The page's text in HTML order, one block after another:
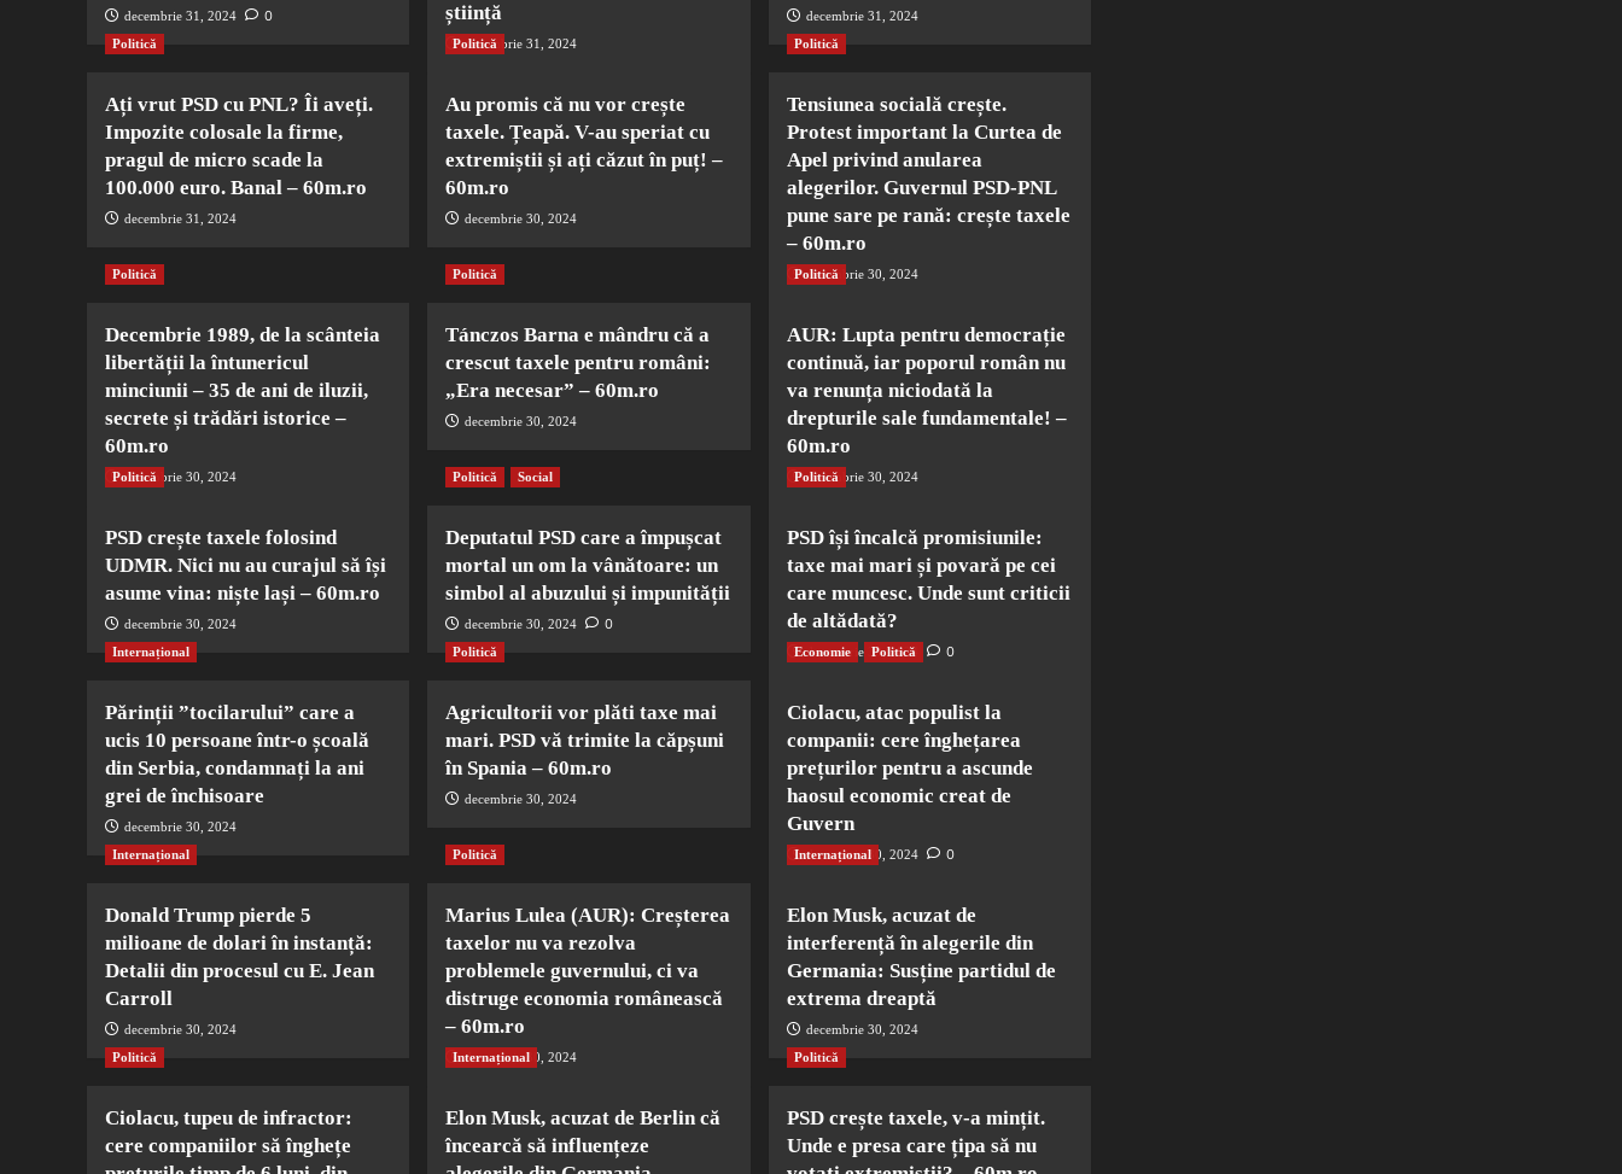
decembrie 31, 2024 0
știință
decembrie 31, 2024
decembrie 31, 2024
Politică
Ați vrut PSD cu PNL? Îi aveți.
Impozite colosale la firme,
pragul de micro scade la
100.000 euro. Banal – 60m.ro
decembrie 31, 2024
Politică
Au promis că nu vor crește
taxele. Țeapă. V-au speriat cu
extremiștii și ați căzut în puț! –
60m.ro
decembrie 30, 2024
Politică
Tensiunea socială crește.
Protest important la Curtea de
Apel privind anularea
alegerilor. Guvernul PSD-PNL
pune sare pe rană: crește taxele
– 60m.ro
decembrie 30, 2024
Politică
Decembrie 1989, de la scânteia
libertății la întunericul
minciunii – 35 de ani de iluzii,
secrete și trădări istorice –
60m.ro
decembrie 30, 2024
Politică
Tánczos Barna e mândru că a
crescut taxele pentru români:
„Era necesar” – 60m.ro
decembrie 30, 2024
Politică
AUR: Lupta pentru democrație
continuă, iar poporul român nu
va renunța niciodată la
drepturile sale fundamentale! –
60m.ro
decembrie 30, 2024
Politică
PSD crește taxele folosind
UDMR. Nici nu au curajul să își
asume vina: niște lași – 60m.ro
decembrie 30, 2024
Politică Social
Deputatul PSD care a împușcat
mortal un om la vânătoare: un
simbol al abuzului și impunității
decembrie 30, 2024 0
Politică
PSD își încalcă promisiunile:
taxe mai mari și povară pe cei
care muncesc. Unde sunt criticii
de altădată?
decembrie 30, 2024 0
Internațional
Părinții ”tocilarului” care a
ucis 10 persoane într-o școală
din Serbia, condamnați la ani
grei de închisoare
decembrie 30, 2024
Politică
Agricultorii vor plăti taxe mai
mari. PSD vă trimite la căpșuni
în Spania – 60m.ro
decembrie 30, 2024
Economie Politică
Ciolacu, atac populist la
companii: cere înghețarea
prețurilor pentru a ascunde
haosul economic creat de
Guvern
decembrie 30, 2024 0
Internațional
Donald Trump pierde 5
milioane de dolari în instanță:
Detalii din procesul cu E. Jean
Carroll
decembrie 30, 2024
Politică
Marius Lulea (AUR): Creșterea
taxelor nu va rezolva
problemele guvernului, ci va
distruge economia românească
– 60m.ro
decembrie 30, 2024
Internațional
Elon Musk, acuzat de
interferență în alegerile din
Germania: Susține partidul de
extrema dreaptă
decembrie 30, 2024
Politică
Ciolacu, tupeu de infractor:
cere companiilor să înghețe
Internațional
Elon Musk, acuzat de Berlin că
încearcă să influențeze
Politică
PSD crește taxele, v-a mințit.
Unde e presa care țipa să nu